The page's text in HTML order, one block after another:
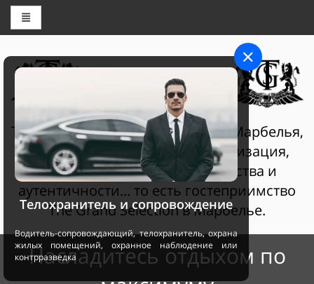
THE GRAND SELECTION
The Grand Selection Султан Клаб Марбелья,
гостеприимство - это персонализация,
услуги самого высокого качества и
аутентичности... то есть гостеприимство
The Grand Selection в Марбелье.
Насладитесь отдыхом по
Телохранитель и сопровождение
Водитель-сопровождающий, телохранитель, охрана
жилых помещений, охранное наблюдение или
контрразведка